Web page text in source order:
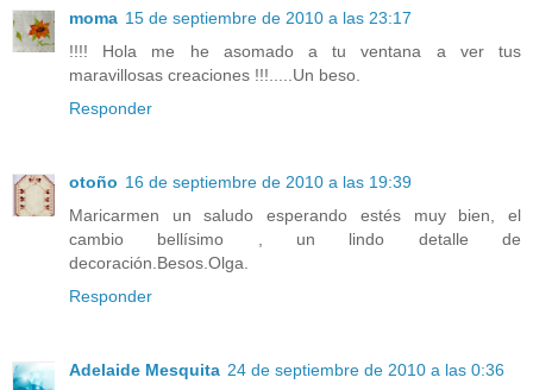
moma 15 de septiembre de 2010 a las 23:17
!!!! Hola me he asomado a tu ventana a ver tus
maravillosas creaciones !!!.....Un beso.
Responder
otoño 16 de septiembre de 2010 a las 19:39
Maricarmen un saludo esperando estés muy bien, el
cambio bellísimo , un lindo detalle de
decoración.Besos.Olga.
Responder
Adelaide Mesquita 24 de septiembre de 2010 a las 0:36